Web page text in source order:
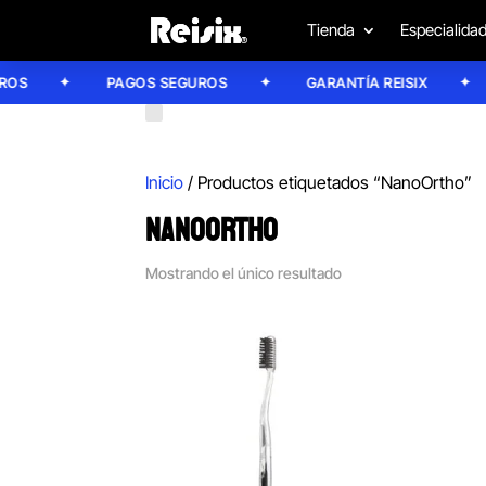
Tienda
PAGOS SEGUROS GARANTÍA REISIX
Inicio / Productos etiquetados “NanoOrtho”
NANOORTHO
Mostrando el único resultado